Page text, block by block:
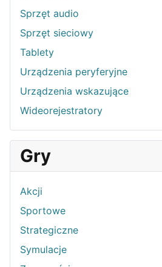
Sprzęt audio
Sprzęt sieciowy
Tablety
Urządzenia peryferyjne
Urządzenia wskazujące
Wideorejestratory
Gry
Akcji
Sportowe
Strategiczne
Symulacje